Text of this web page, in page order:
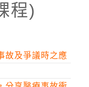
程)
故及爭議時之應